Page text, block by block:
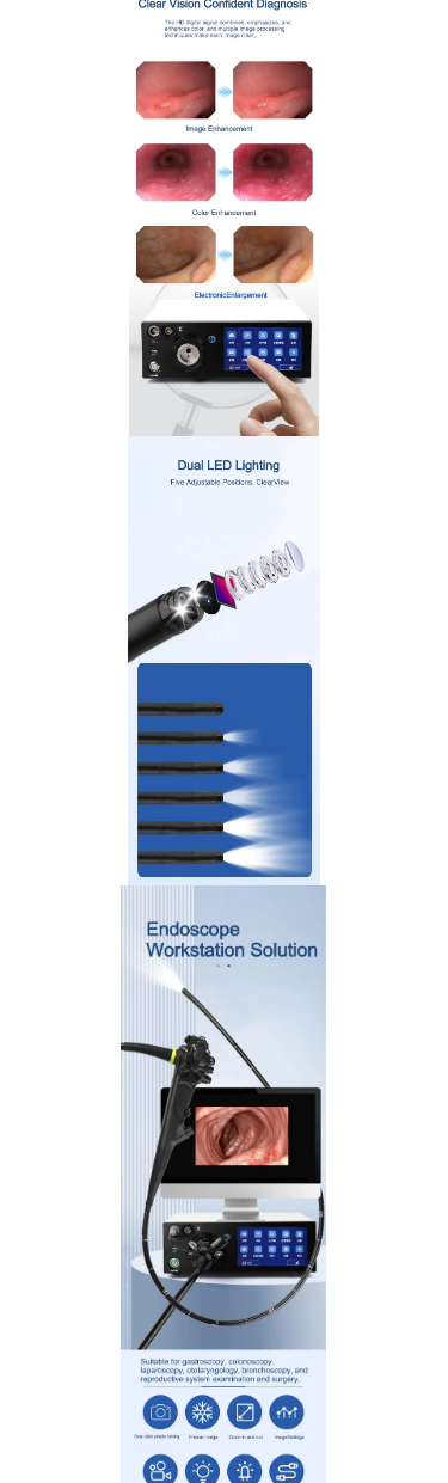
> KBB Otoskop (Çalışma Kanalı)
> KBB Otoskop (Yarı Esnek)
> USB Esnek Endoskop (2.5mm)
> USB Esnek Endoskop (5.2mm)
> USB Rijit Endoskop (5.0mm)
Aksesuarlar ve Sarf Malzemeleri
> KBB ve Artroskopi